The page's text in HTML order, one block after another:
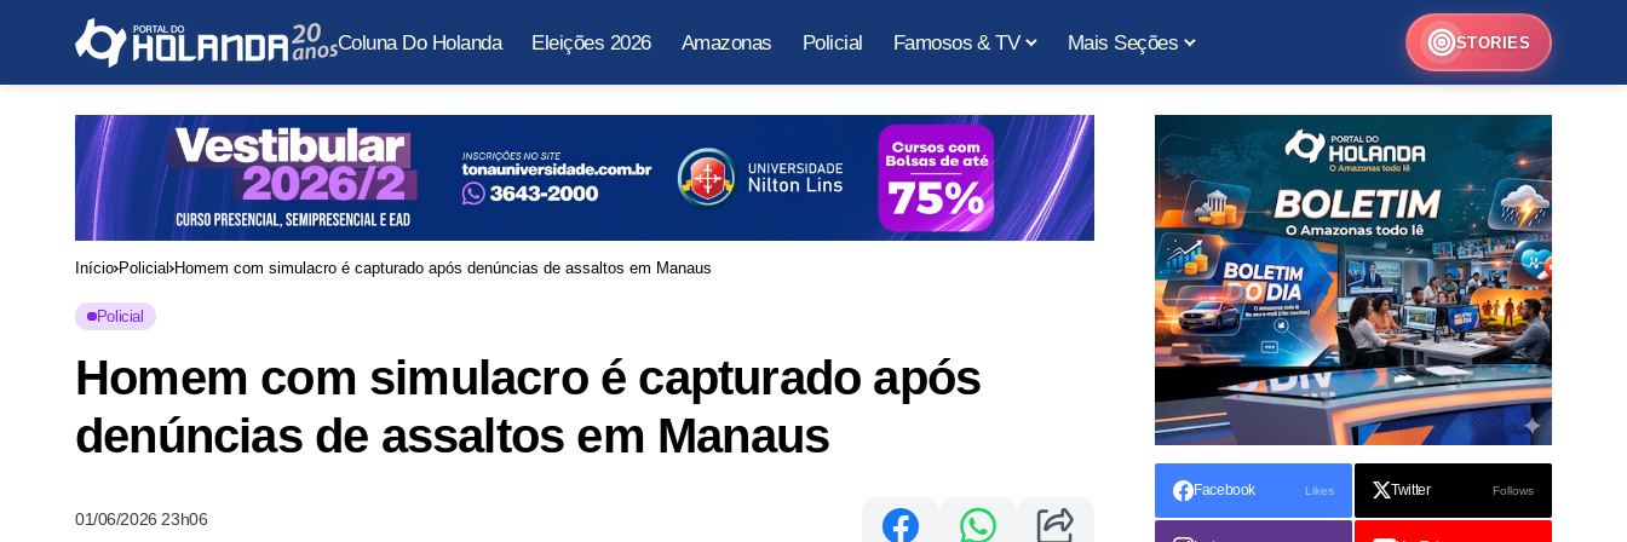
Coluna Do Holanda Eleições 2026 Amazonas Policial Famosos & TV Mais Seções STORIES
Início Policial Homem com simulacro é capturado após denúncias de assaltos em Manaus
Policial
Homem com simulacro é capturado após
denúncias de assaltos em Manaus
01/06/2026 23h06
Facebook Likes Twitter Follows